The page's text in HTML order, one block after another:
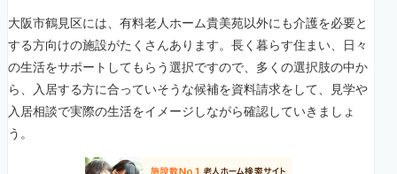
大阪市鶴見区には、有料老人ホーム貴美苑以外にも介護を必要と
する方向けの施設がたくさんあります。長く暮らす住まい、日々
の生活をサポートしてもらう選択ですので、多くの選択肢の中か
ら、入居する方に合っていそうな候補を資料請求をして、見学や
入居相談で実際の生活をイメージしながら確認していきましょ
う。